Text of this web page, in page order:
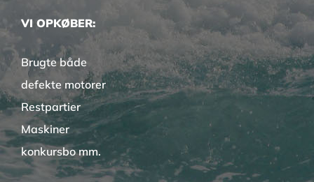
VI OPKØBER:
Brugte både
defekte motorer
Restpartier
Maskiner
konkursbo mm.